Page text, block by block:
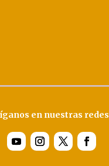
en nuestras redes